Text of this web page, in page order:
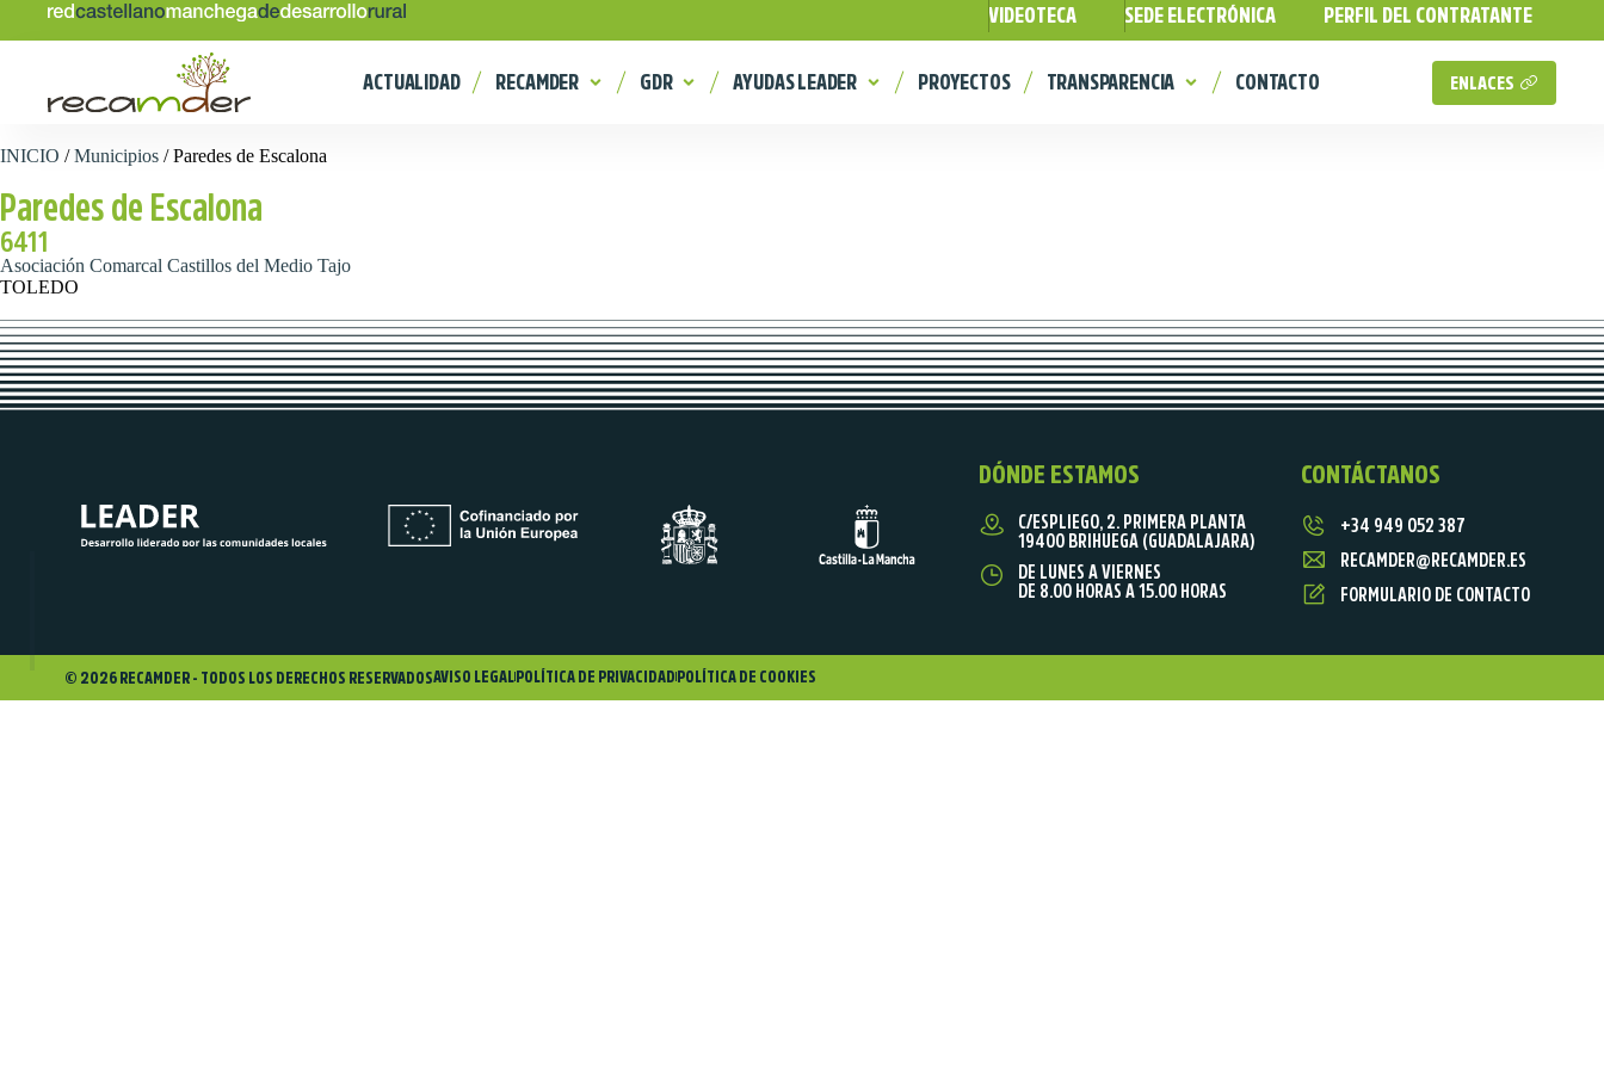
VIDEOTECA SEDE ELECTRÓNICA PERFIL DEL CONTRATANTE
ACTUALIDAD RECAMDER GDR AYUDAS LEADER PROYECTOS TRANSPARENCIA CONTACTO ENLACES
INICIO /Municipios /Paredes de Escalona
Paredes de Escalona
6411
Asociación Comarcal Castillos del Medio Tajo
TOLEDO
DÓNDE ESTAMOS
C/ESPLIEGO, 2. PRIMERA PLANTA
19400 BRIHUEGA (GUADALAJARA)
DE LUNES A VIERNES
DE 8.00 HORAS A 15.00 HORAS
CONTÁCTANOS
+34 949 052 387
RECAMDER@RECAMDER.ES
FORMULARIO DE CONTACTO
© 2026 RECAMDER - TODOS LOS DERECHOS RESERVADOSAVISO LEGALPOLÍTICA DE PRIVACIDADPOLÍTICA DE COOKIES